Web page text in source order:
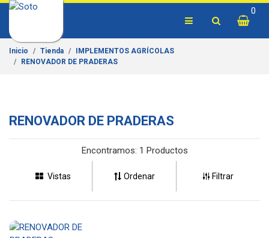
0
Inicio Tienda
IMPLEMENTOS AGRÍCOLAS
RENOVADOR DE PRADERAS
RENOVADOR DE PRADERAS
Encontramos: 1 Productos
Vistas Ordenar Filtrar